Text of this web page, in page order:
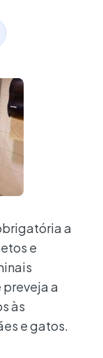
a
e
a
às
e gatos.